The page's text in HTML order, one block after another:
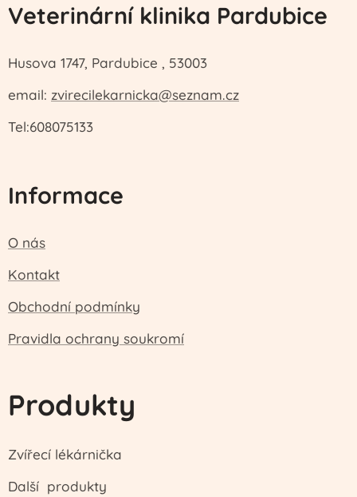
Veterinární klinika Pardubice
Husova 1747, Pardubice , 53003
email: zvirecilekarnicka@seznam.cz
Tel:608075133
Informace
O nás
Kontakt
Obchodní podmínky
Pravidla ochrany soukromí
Produkty
Zvířecí lékárnička
Další produkty